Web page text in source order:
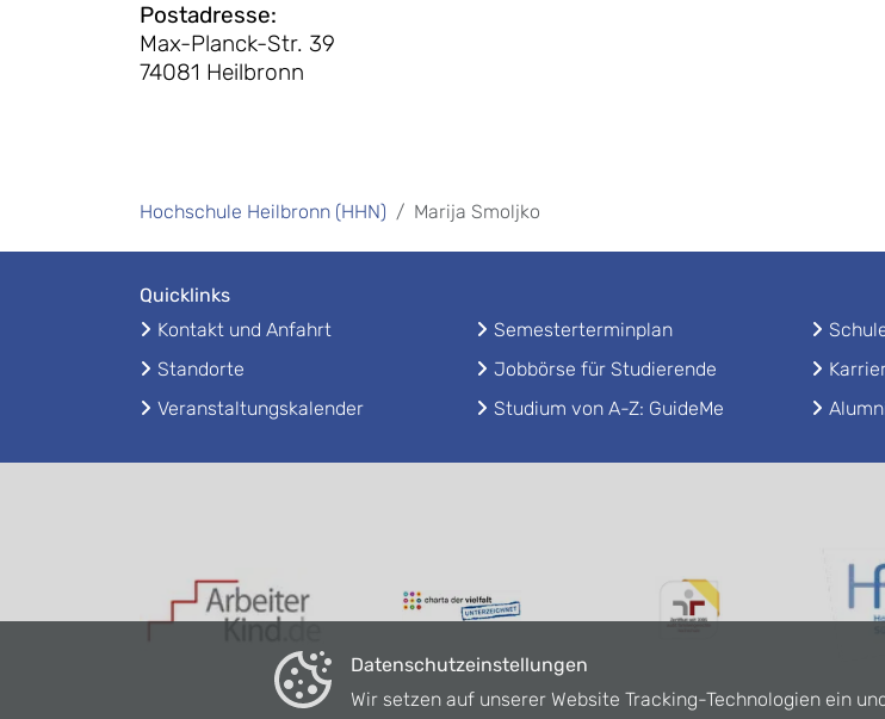
Postadresse:
Max-Planck-Str. 39
74081 Heilbronn
Hochschule Heilbronn (HHN) Marija Smoljko
Quicklinks
Kontakt und Anfahrt
Standorte
Veranstaltungskalender
Semesterterminplan
Jobbörse für Studierende
Studium von A-Z: GuideMe
Datenschutzeinstellungen
Wir setzen auf unserer Website Tracking-Technologien ein